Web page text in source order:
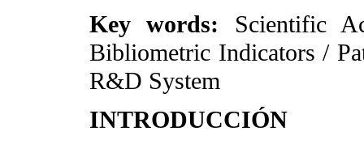
Key words: Scientific
Bibliometric Indicators /
R&D System
INTRODUCCIÓN